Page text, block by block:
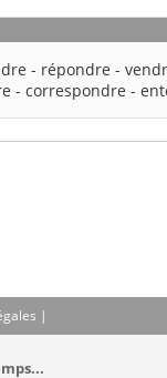
- répondre -
-correspondre -
|